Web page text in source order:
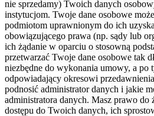
nie sprzedamy) Twoich danych
instytucjom. Twoje dane osobowe
podmiotom uprawnionym do ich
obowiązującego prawa (np. sądy lub
ich żądanie w oparciu o stosowną
przetwarzać Twoje dane osobowe tak
niezbędne do wykonania umowy, a po
odpowiadający okresowi
podnosić administrator danych i jakie
administratora danych. Masz prawo do
dostępu do Twoich danych, ich